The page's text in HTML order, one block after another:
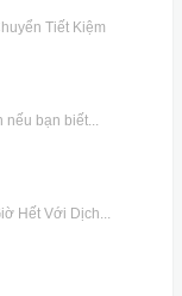
Tiết Kiệm
nếu bạn biết...
Hết Với Dịch...